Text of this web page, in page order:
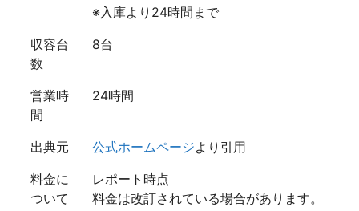
※入庫より24時間まで
収容台
数
8台
営業時
間
24時間
出典元 公式ホームページより引用
料金に
ついて
レポート時点
料金は改訂されている場合があります。